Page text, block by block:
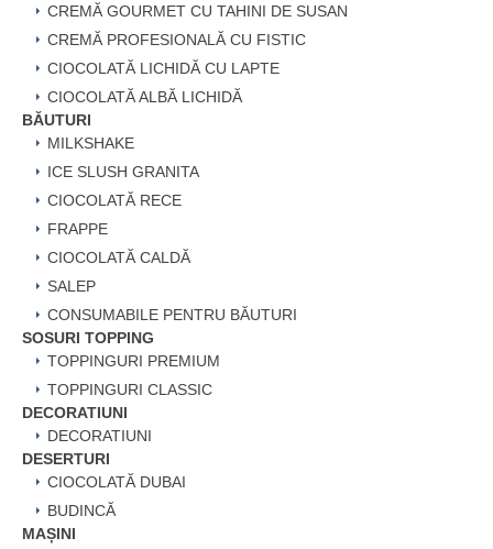
CREMĂ GOURMET CU TAHINI DE SUSAN
CREMĂ PROFESIONALĂ CU FISTIC
CIOCOLATĂ LICHIDĂ CU LAPTE
CIOCOLATĂ ALBĂ LICHIDĂ
BĂUTURI
MILKSHAKE
ICE SLUSH GRANITA
CIOCOLATĂ RECE
FRAPPE
CIOCOLATĂ CALDĂ
SALEP
CONSUMABILE PENTRU BĂUTURI
SOSURI TOPPING
TOPPINGURI PREMIUM
TOPPINGURI CLASSIC
DECORATIUNI
DECORATIUNI
DESERTURI
CIOCOLATĂ DUBAI
BUDINCĂ
MAȘINI